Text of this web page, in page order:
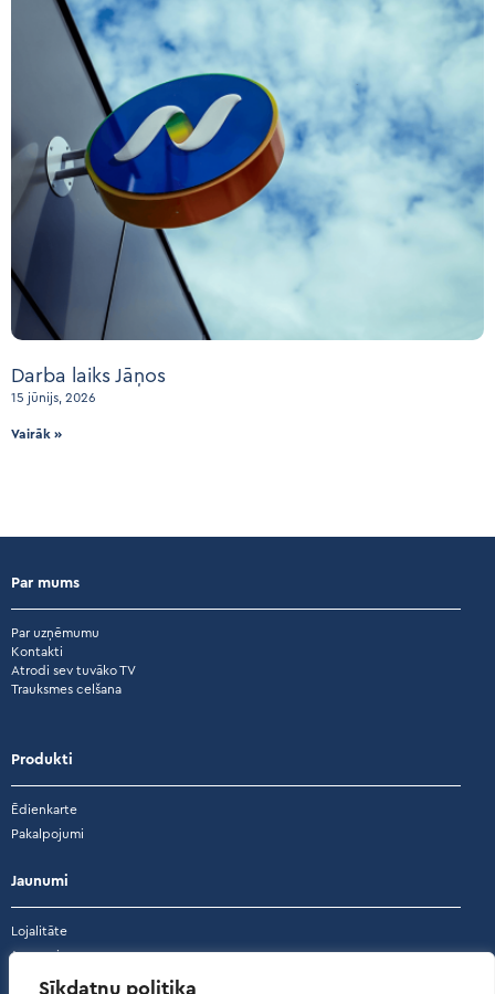
Sīkdatņu politika
Darba laiks Jāņos
15 jūnijs, 2026
Vairāk »
Par mums
Par uzņēmumu
Kontakti
Atrodi sev tuvāko TV
Trauksmes celšana
Produkti
Ēdienkarte
Pakalpojumi
Jaunumi
Lojalitāte
Jaunumi
Akcijas